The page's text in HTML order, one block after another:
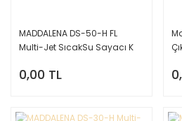
MADDALENA DS-50-H FL
Multi-Jet SıcakSu Sayacı K
0,00 TL